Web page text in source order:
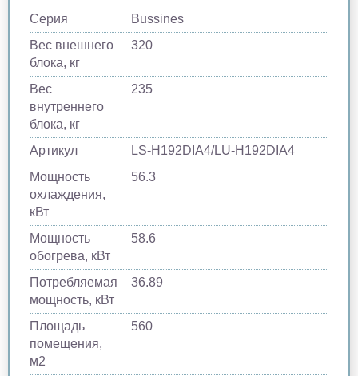
Серия
Bussines
Вес внешнего
блока, кг
320
Вес
внутреннего
блока, кг
235
Артикул
LS-H192DIA4/LU-H192DIA4
Мощность
охлаждения,
кВт
56.3
Мощность
обогрева, кВт
58.6
Потребляемая
мощность, кВт
36.89
Площадь
помещения,
м2
560